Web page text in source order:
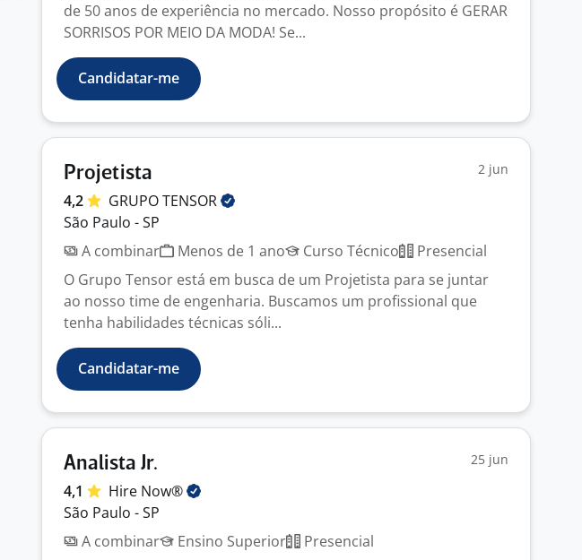
de 50 anos de experiência no mercado. Nosso propósito é GERAR
SORRISOS POR MEIO DA MODA! Se...
Candidatar-me
Projetista 2 jun
4,2 GRUPOTENSOR
São Paulo - SP
A combinar
Menos de 1 ano Curso Técnico
Presencial
O Grupo Tensor está em busca de um Projetista para se juntar
ao nosso time de engenharia. Buscamos um profissional que
tenha habilidades técnicas sóli...
Candidatar-me
Analista Jr. 25 jun
4,1 Hire Now®
São Paulo - SP
A combinar
Ensino Superior Presencial